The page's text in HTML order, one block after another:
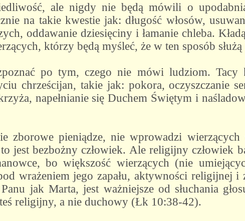
ale nigdy nie będą mówili o
na takie kwestie jak: długość włosów,
oddawanie dziesięciny i łamanie chleba.
którzy będą myśleć, że w ten sposób
po tym, czego nie mówi ludziom. Tacy
chrześcijan, takie jak: pokora, oczyszczanie
napełnianie się Duchem Świętym i
zborowe pieniądze, nie wprowadzi wierzących
jest bezbożny człowiek. Ale religijny człowiek
bo większość wierzących (nie
wrażeniem jego zapału, aktywności religijnej i
jak Marta, jest ważniejsze od słuchania
religijny, a nie duchowy (Łk 10:38-42).